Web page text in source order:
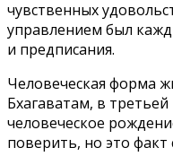
чувственных
управлением был
и предписания.
Человеческая форма
Бхагаватам, в
человеческое
поверить, но это